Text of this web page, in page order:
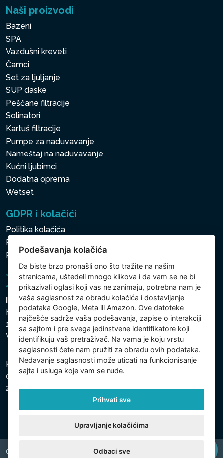
Naši proizvodi
Bazeni
SPA
Vazdušni kreveti
Čamci
Set za ljuljanje
SUP daske
Peščane filtracije
Solinatori
Kartuš filtracije
Pumpe za naduvavanje
Nameštaj na naduvavanje
Kućni ljubimci
Dodatna oprema
Wetset
GDPR i kolačići
Politika kolačića
Politika zaštite ličnih i drugih obrađivanih podataka
Politika kolačića
Intex Trading, s.r.o.
Hradecká 2526/3
130 00 Praha 3
Vinohrady - Česká republika
Kompanija je registrovana u Opštinskom sudu u Pragu,
odeljak C, uložak 74759, Identifikacioni broj kompanije:
26150808, Poreski identifikacioni broj: CZ26150808.
Copyright © 2026 INTEX TRADING s.r.o. All rights reserved.
Podešavanja kolačića
Da biste brzo pronašli ono što tražite na našim
stranicama, uštedeli mnogo klikova i da vam se ne bi
prikazivali oglasi koji vas ne zanimaju, potrebna nam je
vaša saglasnost zaobradu kolačića i dostavljanje
podataka Google, Meta ili Amazon. Ove datoteke
najčešće sadrže vaša podešavanja, zapise o interakciji
sa sajtom i pre svega jedinstvene identifikatore koji
identifikuju vaš pretraživač. Na vama je koju vrstu
saglasnosti ćete nam pružiti za obradu ovih podataka.
Nedavanje saglasnosti može uticati na funkcionisanje
sajta i usluga koje vam se nude.
Prihvati sve
Upravljanje kolačićima
Odbaci sve